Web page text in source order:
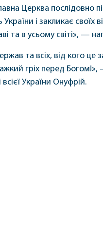
Церква послідовно
України і закликає
та в усьому світі», —
та всіх, від кого це
гріх перед
України Онуфрій.